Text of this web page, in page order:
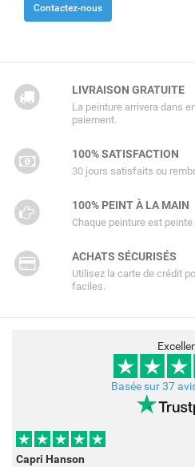
Contactez-nous
LIVRAISON GRATUITE
La peinture arrivera dans
paiement.
100% SATISFACTION
30 jours satisfaits ou
100% PEINT À LA MAIN
Chaque peinture est peinte
ACHATS SÉCURISÉS
Utilisez la carte de crédit
faciles.
Basée sur 37
Capri Hanson